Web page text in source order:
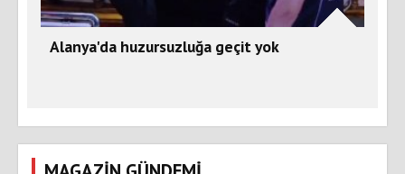
Alanya'da huzursuzluğa geçit yok